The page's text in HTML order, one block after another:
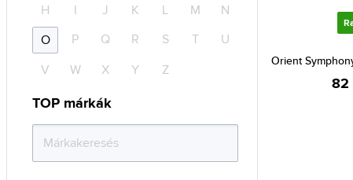
Orient
82
H
I J K L M
N
O
P Q R S T
U
V
W X Y Z
TOP márkák